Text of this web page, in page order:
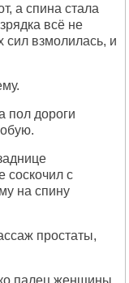
а спина стала
всё не
сил взмолилась, и
пол дороги
соскочил с
на спину
простаты,
палец женщины